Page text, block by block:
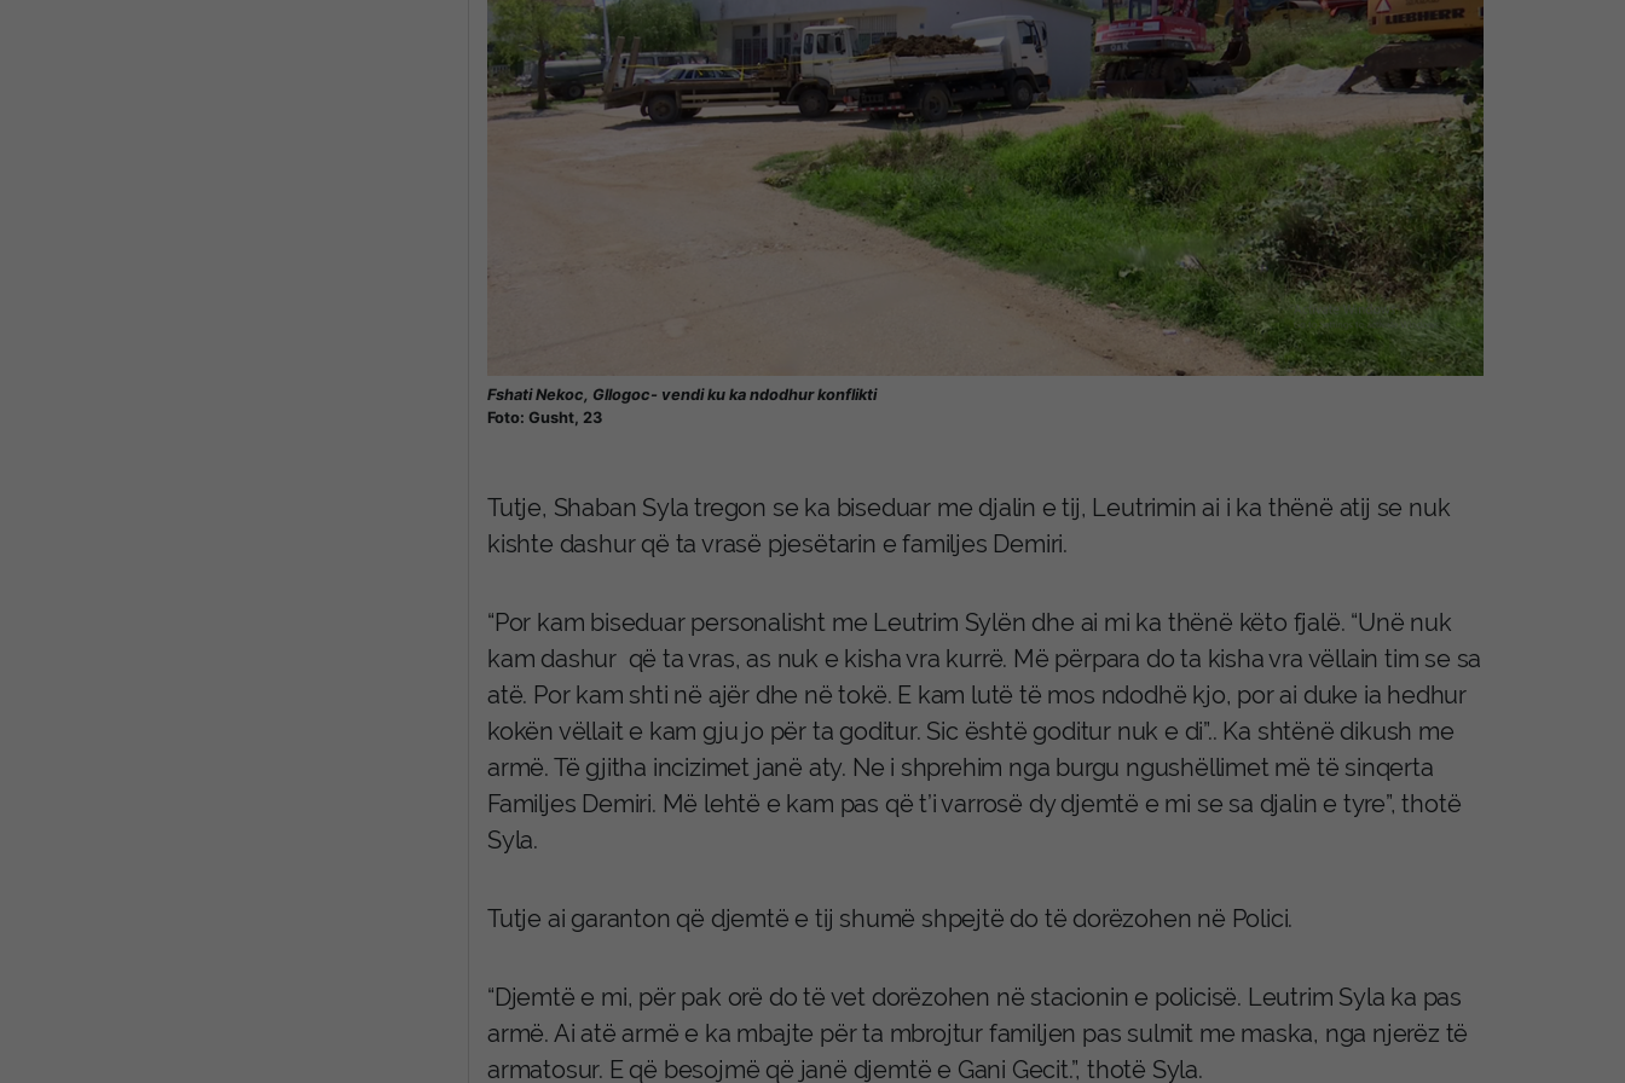
Fshati Nekoc, Gllogoc- vendi ku ka ndodhur konflikti
Foto: Gusht, 23
Tutje, Shaban Syla tregon se ka biseduar me djalin e tij, Leutrimin ai i ka thënë atij se nuk
kishte dashur që ta vrasë pjesëtarin e familjes Demiri.
“Por kam biseduar personalisht me Leutrim Sylën dhe ai mi ka thënë këto fjalë. “Unë nuk
kam dashur që ta vras, as nuk e kisha vra kurrë. Më përpara do ta kisha vra vëllain tim se sa
atë. Por kam shti në ajër dhe në tokë. E kam lutë të mos ndodhë kjo, por ai duke ia hedhur
kokën vëllait e kam gju jo për ta goditur. Sic është goditur nuk e di”.. Ka shtënë dikush me
armë. Të gjitha incizimet janë aty. Ne i shprehim nga burgu ngushëllimet më të sinqerta
Familjes Demiri. Më lehtë e kam pas që t’i varrosë dy djemtë e mi se sa djalin e tyre”, thotë
Syla.
Tutje ai garanton që djemtë e tij shumë shpejtë do të dorëzohen në Polici.
“Djemtë e mi, për pak orë do të vet dorëzohen në stacionin e policisë. Leutrim Syla ka pas
armë. Ai atë armë e ka mbajte për ta mbrojtur familjen pas sulmit me maska, nga njerëz të
armatosur. E që besojmë që janë djemtë e Gani Gecit.”, thotë Syla.